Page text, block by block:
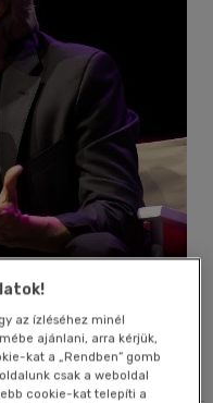
az ízléséhez minél
ajánlani, arra kérjük,
kat a „Rendben” gomb
csak a weboldal
cookie-kat telepíti a